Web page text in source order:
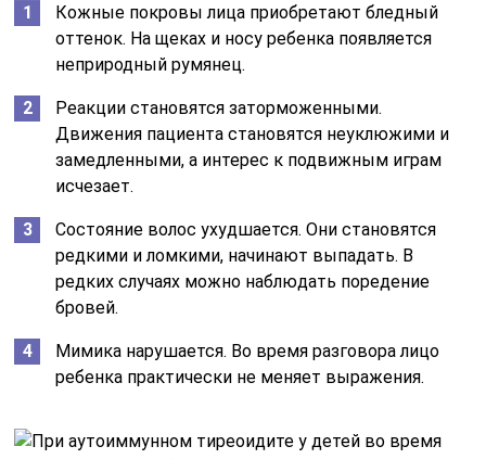
Кожные покровы лица приобретают бледный
оттенок. На щеках и носу ребенка появляется
неприродный румянец.
Реакции становятся заторможенными.
Движения пациента становятся неуклюжими и
замедленными, а интерес к подвижным играм
исчезает.
Состояние волос ухудшается. Они становятся
редкими и ломкими, начинают выпадать. В
редких случаях можно наблюдать поредение
бровей.
Мимика нарушается. Во время разговора лицо
ребенка практически не меняет выражения.